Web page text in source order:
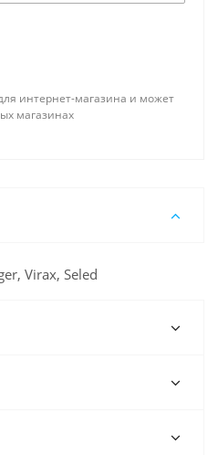
интернет-магазина и может
магазинах
Virax, Seled